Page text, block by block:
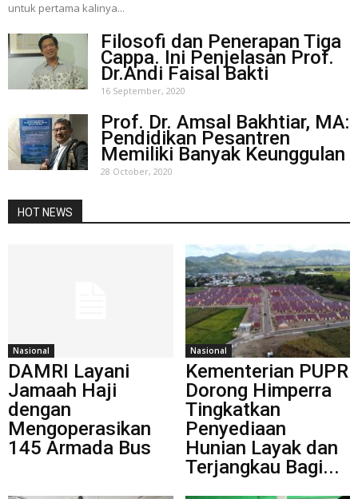
untuk pertama kalinya...
Filosofi dan Penerapan Tiga
Cappa. Ini Penjelasan Prof.
Dr.Andi Faisal Bakti
16 September, 2020
Prof. Dr. Amsal Bakhtiar, MA:
Pendidikan Pesantren
Memiliki Banyak Keunggulan
28 October, 2020
HOT NEWS
Nasional
DAMRI Layani
Jamaah Haji
dengan
Mengoperasikan
145 Armada Bus
Nasional
Kementerian PUPR
Dorong Himperra
Tingkatkan
Penyediaan
Hunian Layak dan
Terjangkau Bagi...